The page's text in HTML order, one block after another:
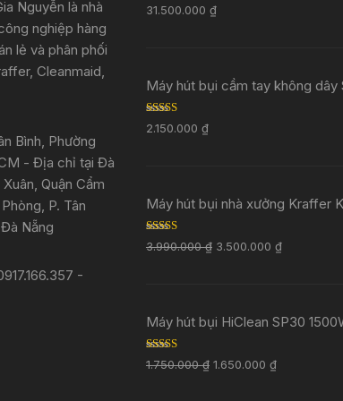
Nguyễn là nhà
nghiệp hàng
lẻ và phân phối
Cleanmaid,
Bình, Phường
- Địa chỉ tại Đà
Quận Cẩm
P. Tân
Nẵng
-
Rated5.00
out of 5
31.500.000 ₫
Máy hút bụi cầm tay không dây
Rated 5.00
out of 5
2.150.000 ₫
Máy hút bụi nhà xưởng Kraffer
Rated 5.00
out of 5
3.990.000₫ 3.500.000 ₫
Máy hút bụi HiClean SP30
Rated 5.00
out of 5
1.750.000₫ 1.650.000 ₫